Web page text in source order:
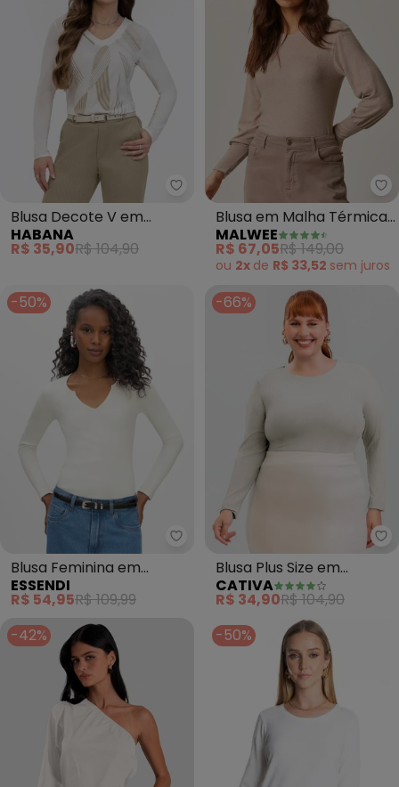
Habana - Blusa Decote V em
Blusa Decote V em
Misturinha (Off White)
HABANA
R$ 35,90R$ 104,90
Blusa em Malha Térmica
(Bege)
MALWEE
R$ 67,05R$ 149,00
ou 2x de R$ 33,52 sem juros
-50%
Essendi - Blusa Feminina em
Blusa Feminina em
Ribana (Natural)
ESSENDI
R$ 54,95R$ 109,99
-66%
Blusa Plus Size em
Canelado (Bege)
CATIVA
R$ 34,90R$ 104,90
-42%
-50%